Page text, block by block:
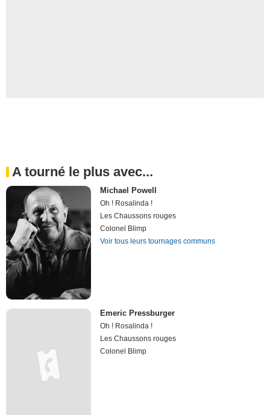
A tourné le plus avec...
Michael Powell
Oh ! Rosalinda !
Les Chaussons rouges
Colonel Blimp
Voir tous leurs tournages communs
Emeric Pressburger
Oh ! Rosalinda !
Les Chaussons rouges
Colonel Blimp